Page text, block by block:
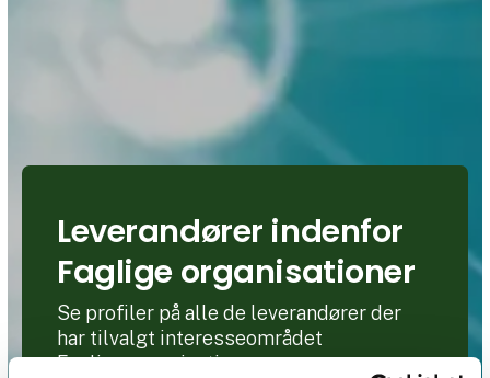
Leverandører indenfor
Faglige organisationer
Se profiler på alle de leverandører der
har tilvalgt interesseområdet
Faglige organisationer